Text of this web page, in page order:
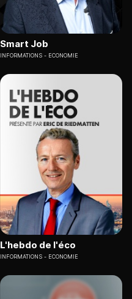
Smart Job
INFORMATIONS ECONOMIE
L'hebdo de l'éco
INFORMATIONS ECONOMIE